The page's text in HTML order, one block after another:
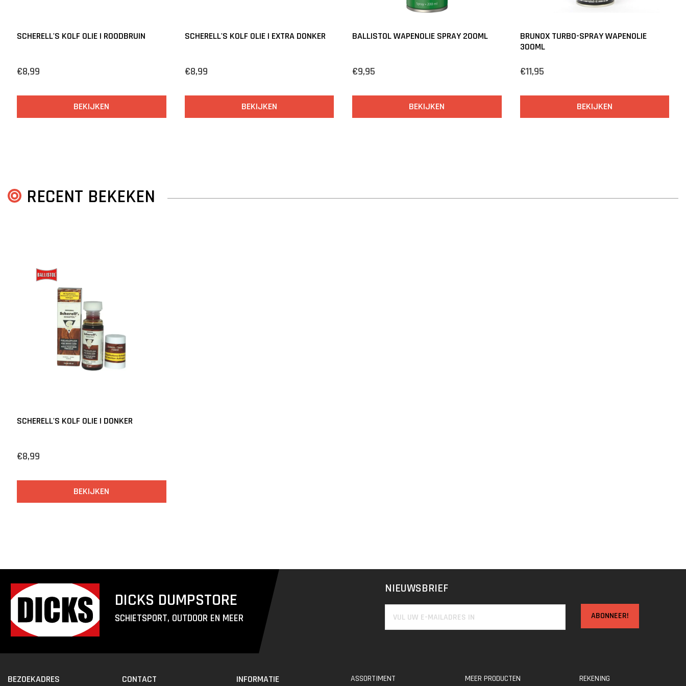
SCHERELL'S KOLF OLIE | ROODBRUIN
€8,99
BEKIJKEN
SCHERELL'S KOLF OLIE | EXTRA DONKER
€8,99
BEKIJKEN
BALLISTOL WAPENOLIE SPRAY 200ML
€9,95
BEKIJKEN
BRUNOX TURBO-SPRAY WAPENOLIE
300ML
€11,95
BEKIJKEN
RECENT BEKEKEN
SCHERELL'S KOLF OLIE | DONKER
€8,99
BEKIJKEN
DICKS DUMPSTORE
SCHIETSPORT, OUTDOOR EN MEER
NIEUWSBRIEF
ABONNEER!
BEZOEKADRES CONTACT INFORMATIE ASSORTIMENT MEER PRODUCTEN REKENING